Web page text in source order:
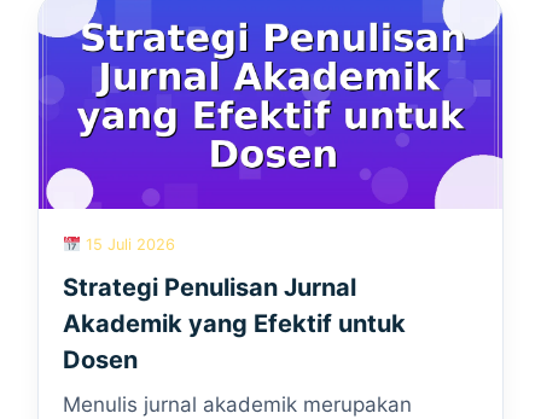
15 Juli 2026
Strategi Penulisan Jurnal
Akademik yang Efektif untuk
Dosen
Menulis jurnal akademik merupakan